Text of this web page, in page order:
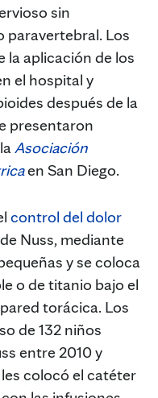
sin
paravertebral. Los
aplicación de los
el hospital y
después de la
presentaron
Asociación
en San Diego.
control del dolor
Nuss, mediante
y se coloca
o de titanio bajo el
torácica. Los
de 132 niños
entre 2010 y
les colocó el catéter